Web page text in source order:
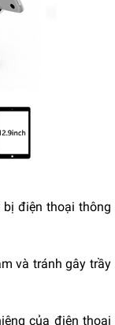
bị điện thoại thông
và tránh gây trầy
của điện thoại